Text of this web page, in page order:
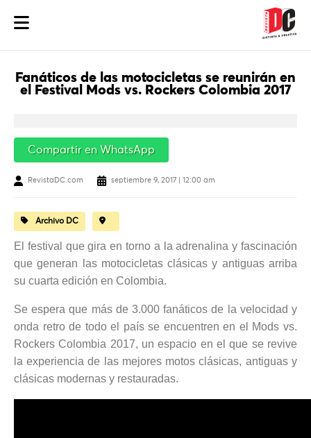
Fanáticos de las motocicletas se reunirán en
el Festival Mods vs. Rockers Colombia 2017
Compartir en WhatsApp
RevistaDC.com septiembre 9, 2017 | 12:00 am
Archivo DC
El festival que gira en torno a la adrenalina y fascinación
que generan las motocicletas clásicas y antiguas arriba
su cuarta edición en Colombia.
Se espera que más de 3.000 fanáticos de la velocidad y
onda retro de todo el país se encuentren en el Mods vs.
Rockers Colombia 2017, un espacio en el que se revive
la experiencia de las mejores motos clásicas, antiguas y
clásicas modernas y restauradas.